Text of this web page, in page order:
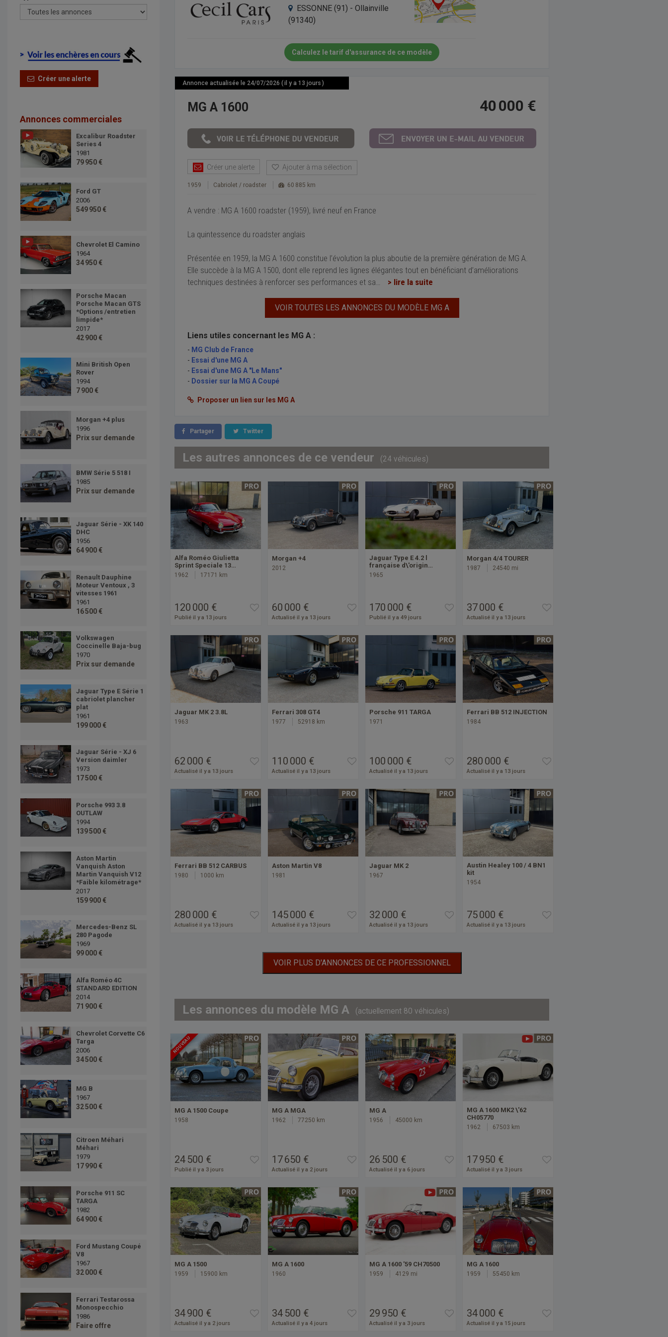
Créer une alerte
Annonces commerciales
Excalibur Roadster
Series 4
1981
79 950 €
Ford GT
2006
549 950 €
Chevrolet El Camino
1964
34 950 €
Porsche Macan
Porsche Macan GTS
*Options /entretien
limpide*
2017
42 900 €
Mini British Open
Rover
1994
7 900 €
Morgan +4 plus
1996
Prix sur demande
BMW Série 5 518 I
1985
Prix sur demande
Jaguar Série - XK 140
DHC
1956
64 900 €
Renault Dauphine
Moteur Ventoux , 3
vitesses 1961
1961
16 500 €
Volkswagen
Coccinelle Baja-bug
1970
Prix sur demande
Jaguar Type E Série 1
cabriolet plancher
plat
1961
199 000 €
Jaguar Série - XJ 6
Version daimler
1973
17 500 €
Porsche 993 3.8
OUTLAW
1994
139 500 €
Aston Martin
Vanquish Aston
Martin Vanquish V12
*Faible kilométrage*
2017
159 900 €
Mercedes-Benz SL
280 Pagode
1969
99 000 €
Alfa Roméo 4C
STANDARD EDITION
2014
71 900 €
Chevrolet Corvette C6
Targa
2006
34 500 €
MG B
1967
32 500 €
Citroen Méhari
Méhari
1979
17 990 €
Porsche 911 SC
TARGA
1982
64 900 €
Ford Mustang Coupé
V8
1967
32 000 €
Ferrari Testarossa
Monospecchio
1986
Faire offre
ESSONNE (91) - Ollainville
(91340)
Calculez le tarif d'assurance de ce modèle
Annonce actualisée le 24/07/2026 ( il y a 13 jours )
MG A 1600 40 000 €
Créer une alerte Ajouter à ma sélection
1959 Cabriolet / roadster 60 885 km
A vendre : MG A 1600 roadster (1959), livré neuf en France
La quintessence du roadster anglais
Présentée en 1959, la MG A 1600 constitue l’évolution la plus aboutie de la première génération de MG A.
Elle succède à la MG A 1500, dont elle reprend les lignes élégantes tout en bénéficiant d’améliorations
techniques destinées à renforcer ses performances et sa
> lire la suite
VOIR TOUTES LES ANNONCES DU MODÈLE MG A
Liens utiles concernant les MG A :
- MG Club de France
- Essai d'une MG A
- Essai d'une MG A "Le Mans"
- Dossier sur la MG A Coupé
Proposer un lien sur les MG A
Partager Twitter
Les autres annonces de ce vendeur (24 véhicules)
Alfa Roméo Giulietta
Sprint Speciale 13…
1962 17171 km
120 000 €
Publié il y a 13 jours
Morgan +4
2012
60 000 €
Actualisé il y a 13 jours
Jaguar Type E 4.2 l
française d\'origin…
1965
170 000 €
Publié il y a 49 jours
Morgan 4/4 TOURER
1987 24540 mi
37 000 €
Actualisé il y a 13 jours
Jaguar MK 2 3.8L
1963
62 000 €
Actualisé il y a 13 jours
Ferrari 308 GT4
1977 52918 km
110 000 €
Actualisé il y a 13 jours
Porsche 911 TARGA
1971
100 000 €
Actualisé il y a 13 jours
Ferrari BB 512 INJECTION
1984
280 000 €
Actualisé il y a 13 jours
Ferrari BB 512 CARBUS
1980 1000 km
280 000 €
Actualisé il y a 13 jours
Aston Martin V8
1981
145 000 €
Actualisé il y a 13 jours
Jaguar MK 2
1967
32 000 €
Actualisé il y a 13 jours
Austin Healey 100 / 4 BN1
kit
1954
75 000 €
Actualisé il y a 13 jours
VOIR PLUS D'ANNONCES DE CE PROFESSIONNEL
Les annonces du modèle MG A (actuellement 80 véhicules)
NOUVEAU
MG A 1500 Coupe
1958
24 500 €
Publié il y a 3 jours
MG A MGA
1962 77250 km
17 650 €
Actualisé il y a 2 jours
MG A
1956 45000 km
26 500 €
Actualisé il y a 6 jours
MG A 1600 MK2 \'62
CH05770
1962 67503 km
17 950 €
Actualisé il y a 3 jours
MG A 1500
1959 15900 km
34 900 €
Actualisé il y a 2 jours
MG A 1600
1960
34 500 €
Actualisé il y a 4 jours
MG A 1600 '59 CH70500
1959 4129 mi
29 950 €
Actualisé il y a 3 jours
MG A 1600
1959 55450 km
34 000 €
Actualisé il y a 15 jours